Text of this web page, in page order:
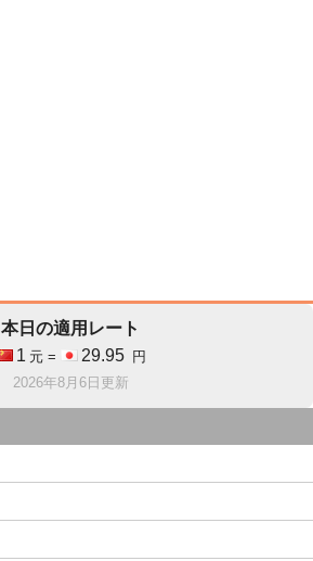
本日の適用レート
1 元 = 29.95
円
2026年8月6日更新